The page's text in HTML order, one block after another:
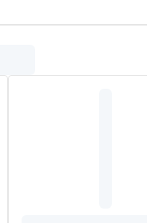
huid van baby's en
gebruikt om een